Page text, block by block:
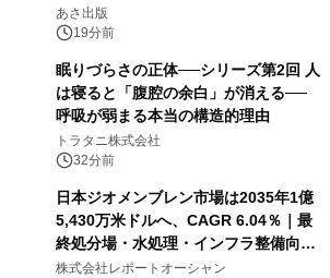
「多店舗展開」の教科書』2026年8月
24日（月）発売
あさ出版
19分前
眠りづらさの正体──シリーズ第2回 人
は寝ると「腹腔の余白」が消える──
呼吸が弱まる本当の構造的理由
トラタニ株式会社
32分前
日本ジオメンブレン市場は2035年1億
5,430万米ドルへ、CAGR 6.04％｜最
終処分場・水処理・インフラ整備向け
需要拡大
株式会社レポートオーシャン